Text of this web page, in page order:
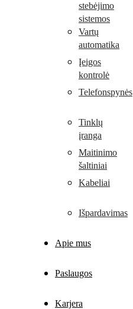
stebėjimo
sistemos
Vartų
automatika
Įeigos
kontrolė
Telefonspynės
Tinklų
įranga
Maitinimo
šaltiniai
Kabeliai
Išpardavimas
Apie mus
Paslaugos
Karjera